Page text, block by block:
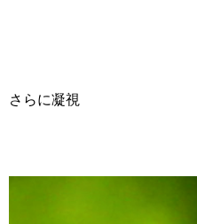
さらに凝視